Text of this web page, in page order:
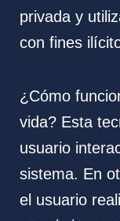
privada y
con fines
¿Cómo
vida? Esta
usuario
sistema. En
el usuario